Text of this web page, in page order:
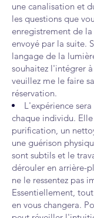
une canalisation et
les questions que
enregistrement de la
envoyé par la suite.
langage de la
souhaitez l'intégrer
veuillez me le faire
réservation.
L'expérience
chaque individu.
purification, un
une guérison
sont subtils et le
dérouler en arrière-
ne le ressentez pas
Essentiellement,
en vous changera.